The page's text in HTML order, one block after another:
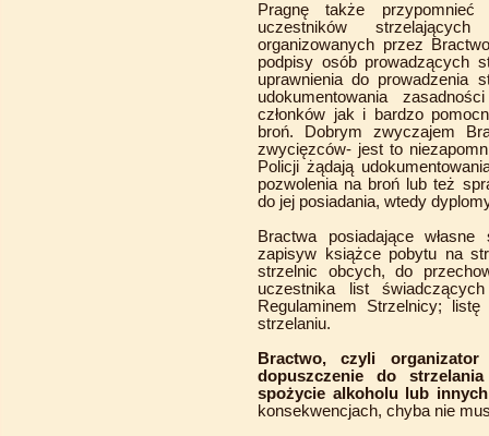
Pragnę także
uczestników
organizowanych przez
podpisy osób prowadzących
uprawnienia do
udokumentowania
członków jak i bardzo
broń. Dobrym zwyczajem
zwycięzców- jest to
Policji żądają
pozwolenia na broń lub też
do jej posiadania, wtedy
Bractwa posiadające
zapisyw książce pobytu na
strzelnic obcych, do
uczestnika list
Regulaminem Strzelnicy;
strzelaniu.
Bractwo, czyli
dopuszczenie do
spożycie alkoholu lub
konsekwencjach, chyba nie